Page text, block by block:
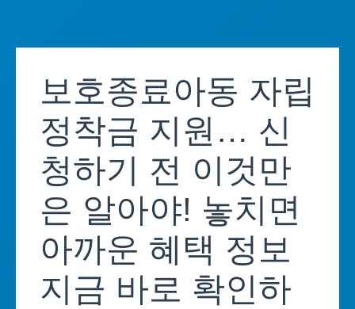
content보호종료아동 자립
정착금 지원… 신
청하기 전 이것만
은 알아야! 놓치면
아까운 혜택 정보
지금 바로 확인하